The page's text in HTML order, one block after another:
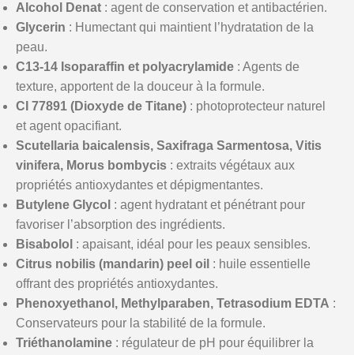
Alcohol Denat : agent de conservation et antibactérien.
Glycerin : Humectant qui maintient l’hydratation de la
peau.
C13-14 Isoparaffin et polyacrylamide : Agents de
texture, apportent de la douceur à la formule.
CI 77891 (Dioxyde de Titane) : photoprotecteur naturel
et agent opacifiant.
Scutellaria baicalensis, Saxifraga Sarmentosa, Vitis
vinifera, Morus bombycis : extraits végétaux aux
propriétés antioxydantes et dépigmentantes.
Butylene Glycol : agent hydratant et pénétrant pour
favoriser l’absorption des ingrédients.
Bisabolol : apaisant, idéal pour les peaux sensibles.
Citrus nobilis (mandarin) peel oil : huile essentielle
offrant des propriétés antioxydantes.
Phenoxyethanol, Methylparaben, Tetrasodium EDTA :
Conservateurs pour la stabilité de la formule.
Triéthanolamine : régulateur de pH pour équilibrer la